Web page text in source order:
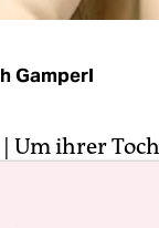
Gamperl
| Um ihrer
Studio. Doch